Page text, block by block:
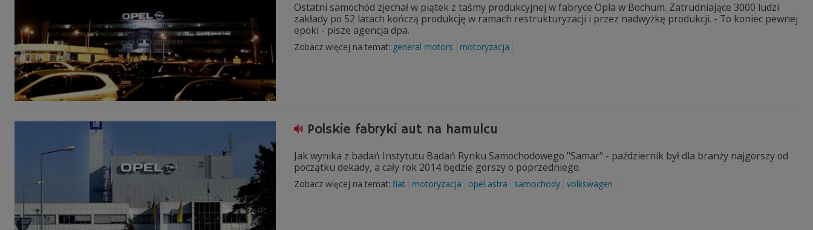
Ostatni samochód zjechał w piątek z taśmy produkcyjnej w fabryce Opla w Bochum. Zatrudniające 3000 ludzi
zakłady po 52 latach kończą produkcję w ramach restrukturyzacji i przez nadwyżkę produkcji. - To koniec pewnej
epoki - pisze agencja dpa.
Zobacz więcej na temat: general motors motoryzacja
Polskie fabryki aut na hamulcu
Jak wynika z badań Instytutu Badań Rynku Samochodowego "Samar" - październik był dla branży najgorszy od
początku dekady, a cały rok 2014 będzie gorszy o poprzedniego.
Zobacz więcej na temat: fiat motoryzacja opel astra samochody volkswagen